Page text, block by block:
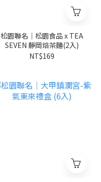
松園聯名｜松園食品 x TEA
SEVEN 靜岡焙茶麵(2入)
NT$169